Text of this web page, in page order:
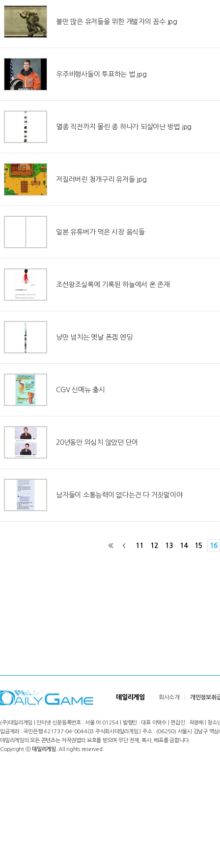
불만 많은 유저들을 위한 개발자의 꼼수.jpg
우주비행사들이 투표하는 법.jpg
멸종 직전까지 몰린 종 하나가 되살아난 방법.jpg
저질러버린 청개구리 유저들.jpg
일본 유튜버가 먹은 시장 음식들
조선왕조실록에 기록된 하늘에서 온 존재
낭만 넘치는 옛날 폰겜 엔딩
CGV 신메뉴 출시
20년동안 의심치 않았던 단어
남자들이 소통능력이 없다는건 다 거짓말이야
11 12 13 14 15 16
데일리게임 회사소개 개인정보취
(주)데일리게임 | 인터넷 신문등록번호 : 서울 아 01254 | 발행인 : 대표 이택수 | 편집인 : 곽경배 |
입금계좌 : 국민은행 421737-04-004403 주식회사데일리게임 | 주소 : (06250) 서울시 강남구
데일리게임의 모든 콘텐츠는 저작권법의 보호를 받으며 무단 전재, 복사, 배포를 금합니다.
Copyright ⓒ데일리게임 . All rights reserved.